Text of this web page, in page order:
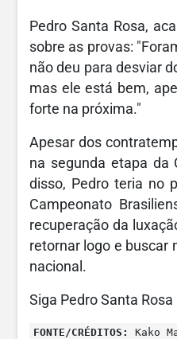
Pedro Santa Rosa,
sobre as provas:
não deu para desviar
mas ele está bem,
forte na próxima."
Apesar dos
na segunda etapa da
disso, Pedro teria no
Campeonato
recuperação da
retornar logo e buscar
nacional.
Siga Pedro Santa
FONTE/CRÉDITOS: Kako